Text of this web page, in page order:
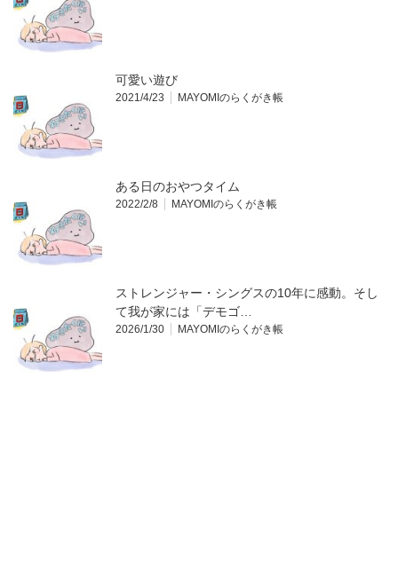
可愛い遊び
2021/4/23 MAYOMIのらくがき帳
ある日のおやつタイム
2022/2/8 MAYOMIのらくがき帳
ストレンジャー・シングスの10年に感動。そし
て我が家には「デモゴ…
2026/1/30 MAYOMIのらくがき帳